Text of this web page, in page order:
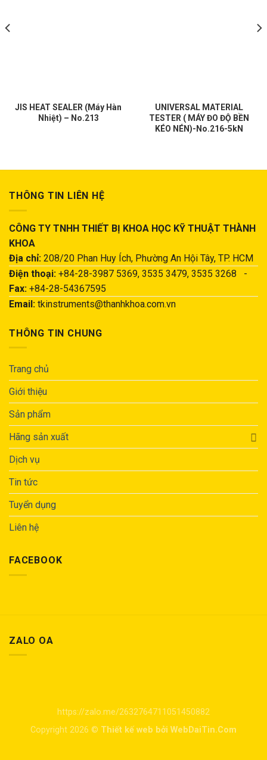
JIS HEAT SEALER (Máy Hàn
Nhiệt) – No.213
UNIVERSAL MATERIAL
TESTER ( MÁY ĐO ĐỘ BỀN
KÉO NÉN)-No.216-5kN
THÔNG TIN LIÊN HỆ
CÔNG TY TNHH THIẾT BỊ KHOA HỌC KỸ THUẬT THÀNH
KHOA
Địa chỉ: 208/20 Phan Huy Ích, Phường An Hội Tây, TP. HCM
Điện thoại: +84-28-3987 5369, 3535 3479, 3535 3268 -
Fax: +84-28-54367595
Email: tkinstruments@thanhkhoa.com.vn
THÔNG TIN CHUNG
Trang chủ
Giới thiệu
Sản phẩm
Hãng sản xuất
Dịch vụ
Tin tức
Tuyển dụng
Liên hệ
FACEBOOK
ZALO OA
https://zalo.me/2632764711051450882
Copyright 2026 © Thiết kế web bởi WebDaiTin.Com